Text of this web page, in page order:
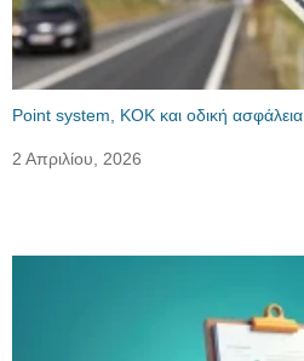
Point system, ΚΟΚ και οδική ασφάλεια
2 Απριλίου, 2026